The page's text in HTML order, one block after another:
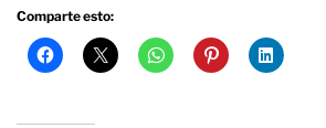
Comparte esto: